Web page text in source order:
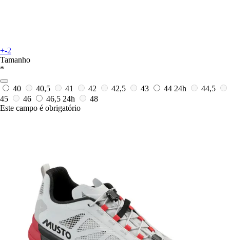
+-2
Tamanho
*
40 40,5 41 42 42,5 43 44 24h
44,5
45
46 46,5 24h
48
Este campo é obrigatório